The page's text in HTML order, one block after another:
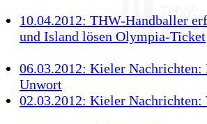
10.04.2012: THW-Handballer
und Island lösen Olympia-Ticket
06.03.2012: Kieler
Unwort
02.03.2012: Kieler Nachrichten: